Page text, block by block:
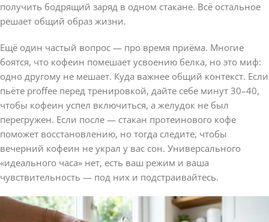
получить бодрящий заряд в одном стакане. Всё остальное
решает общий образ жизни.
Ещё один частый вопрос — про время приёма. Многие
боятся, что кофеин помешает усвоению белка, но это миф:
одно другому не мешает. Куда важнее общий контекст. Если
пьёте proffee перед тренировкой, дайте себе минут 30–40,
чтобы кофеин успел включиться, а желудок не был
перегружен. Если после — стакан протеинового кофе
поможет восстановлению, но тогда следите, чтобы
вечерний кофеин не украл у вас сон. Универсального
«идеального часа» нет, есть ваш режим и ваша
чувствительность — под них и подстраивайтесь.